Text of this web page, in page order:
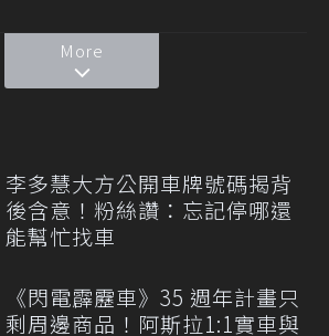
More
李多慧大方公開車牌號碼揭背
後含意！粉絲讚：忘記停哪還
能幫忙找車
《閃電霹靂車》35 週年計畫只
剩周邊商品！阿斯拉1:1實車與